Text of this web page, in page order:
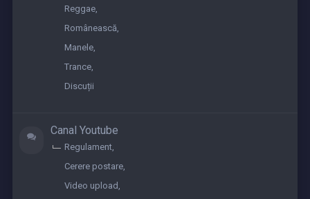
Reggae
Românească
Manele
Trance
Discuții
Canal Youtube
Regulament
Cerere postare
Video upload